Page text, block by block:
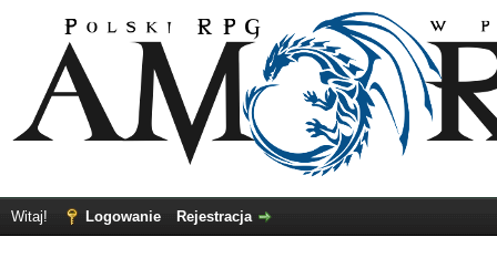
Witaj! Logowanie Rejestracja